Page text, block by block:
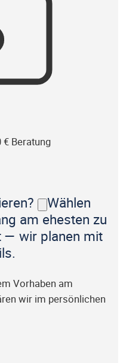
Beratung
Wählen
am ehesten zu
— wir planen mit
Vorhaben am
wir im persönlichen